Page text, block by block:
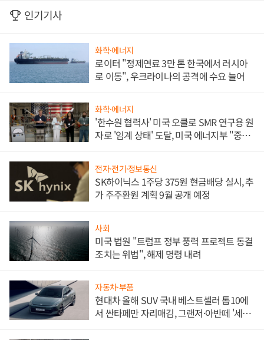
인기기사
화학·에너지
로이터 "정제연료 3만 톤 한국에서 러시아
로 이동", 우크라이나의 공격에 수요 늘어
화학·에너지
'한수원 협력사' 미국 오클로 SMR 연구용 원
자로 '임계 상태' 도달, 미국 에너지부 "중요
전자·전기·정보통신
SK하이닉스 1주당 375원 현금배당 실시, 추
가 주주환원 계획 9월 공개 예정
사회
미국 법원 "트럼프 정부 풍력 프로젝트 동결
조치는 위법", 해제 명령 내려
자동차·부품
현대차 올해 SUV 국내 베스트셀러 톱10에
서 싼타페만 자리매김, 그랜저·아반떼 '세단